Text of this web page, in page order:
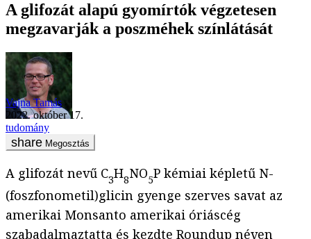
A glifozát alapú gyomírtók végzetesen
megzavarják a poszméhek színlátását
Vajna Tamás
2022. október 17.
tudomány
Megosztás
A glifozát nevű C3H8NO5P kémiai képletű N-
(foszfonometil)glicin gyenge szerves savat az
amerikai Monsanto amerikai óriáscég
szabadalmaztatta és kezdte Roundup néven